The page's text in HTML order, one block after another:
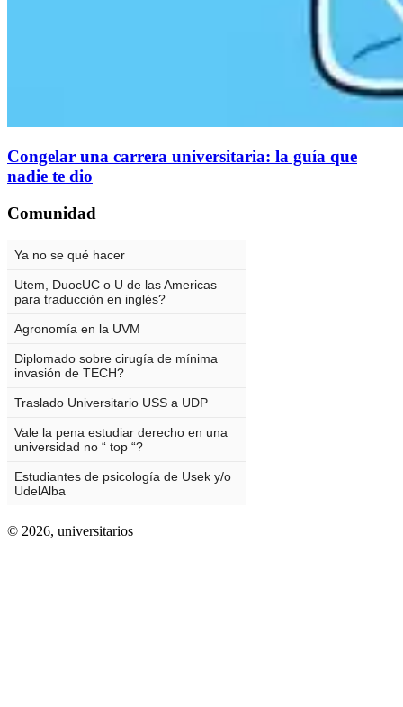
Congelar una carrera universitaria: la guía que
nadie te dio
Comunidad
© 2026, universitarios